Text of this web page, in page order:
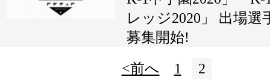
レッジ2020」 出場選
募集開始!
<前へ
1 2